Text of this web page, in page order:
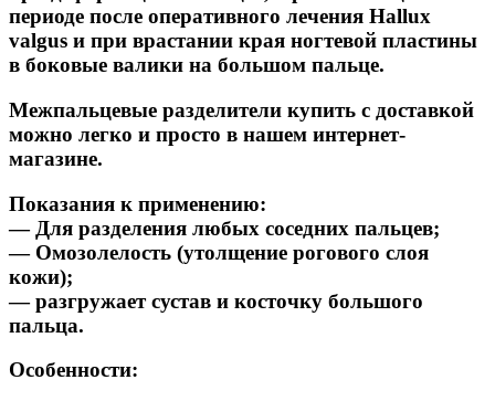
периоде после оперативного лечения Hallux
valgus и при врастании края ногтевой пластины
в боковые валики на большом пальце.
Межпальцевые разделители купить с доставкой
можно легко и просто в нашем интернет-
магазине.
Показания к применению:
— Для разделения любых соседних пальцев;
— Омозолелость (утолщение рогового слоя
кожи);
— разгружает сустав и косточку большого
пальца.
Особенности: